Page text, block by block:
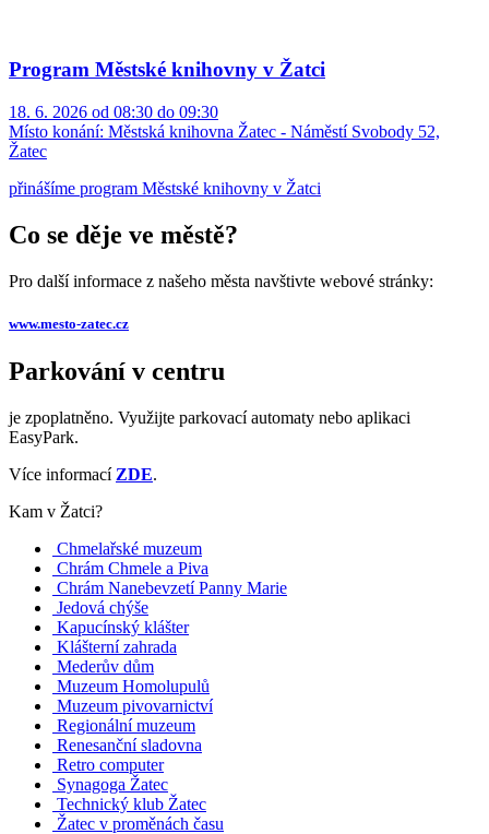
Program Městské knihovny v Žatci
18. 6. 2026 od 08:30 do 09:30
Místo konání: Městská knihovna Žatec - Náměstí Svobody 52,
Žatec
přinášíme program Městské knihovny v Žatci
Co se děje ve městě?
Pro další informace z našeho města navštivte webové stránky:
www.mesto-zatec.cz
Parkování v centru
je zpoplatněno. Využijte parkovací automaty nebo aplikaci
EasyPark.
Více informací ZDE.
Kam v Žatci?
Chmelařské muzeum
Chrám Chmele a Piva
Chrám Nanebevzetí Panny Marie
Jedová chýše
Kapucínský klášter
Klášterní zahrada
Mederův dům
Muzeum Homolupulů
Muzeum pivovarnictví
Regionální muzeum
Renesanční sladovna
Retro computer
Synagoga Žatec
Technický klub Žatec
Žatec v proměnách času